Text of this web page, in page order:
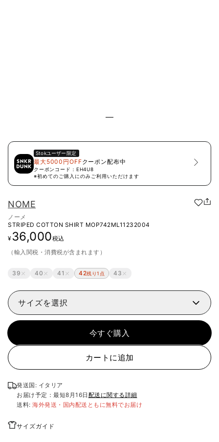
Stokユーザー限定
最大5000円OFFクーポン配布中
クーポンコード： EH4U8
※初めてのご購入にのみご利用いただけます
NOME
ノーメ
STRIPED COTTON SHIRT MOP742ML11232004
¥ 36,000税込
（輸入関税・消費税が含まれます）
39 40 41 42残り1点 43
サイズを選択
今すぐ購入
カートに追加
発送国: イタリア
お届け予定：最短8月16日 配送に関する詳細
送料: 海外発送・国内配送ともに無料でお届け
サイズガイド